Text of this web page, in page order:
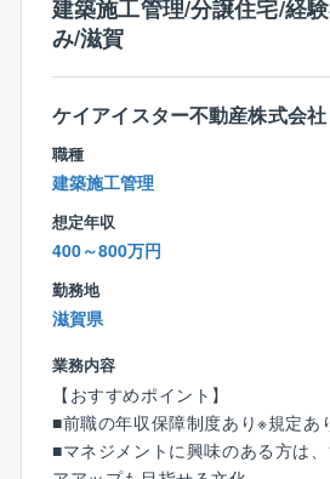
ます。
・安全管理部には部長が1名在籍
部長は建設第2事業部（滋賀県
に在籍しております。
建築施工管理/分譲住宅/経
み/滋賀
ケイアイスター不動産株式会社
職種
建築施工管理
想定年収
400～800万円
勤務地
滋賀県
業務内容
【おすすめポイント】
■前職の年収保障制度あり※規定あ
■マネジメントに興味のある方は